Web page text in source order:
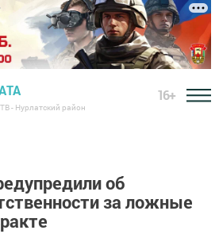
- Нурлатский район
16+
об
за ложные